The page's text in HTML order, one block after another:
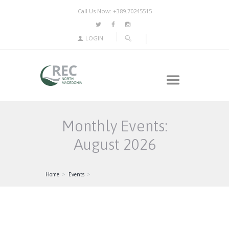
Call Us Now: +389.70245515
LOGIN
Monthly Events:
August 2026
Home Events